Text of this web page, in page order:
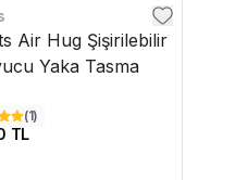
Air Hug Şişirilebilir
Yaka Tasma
(1)
TL